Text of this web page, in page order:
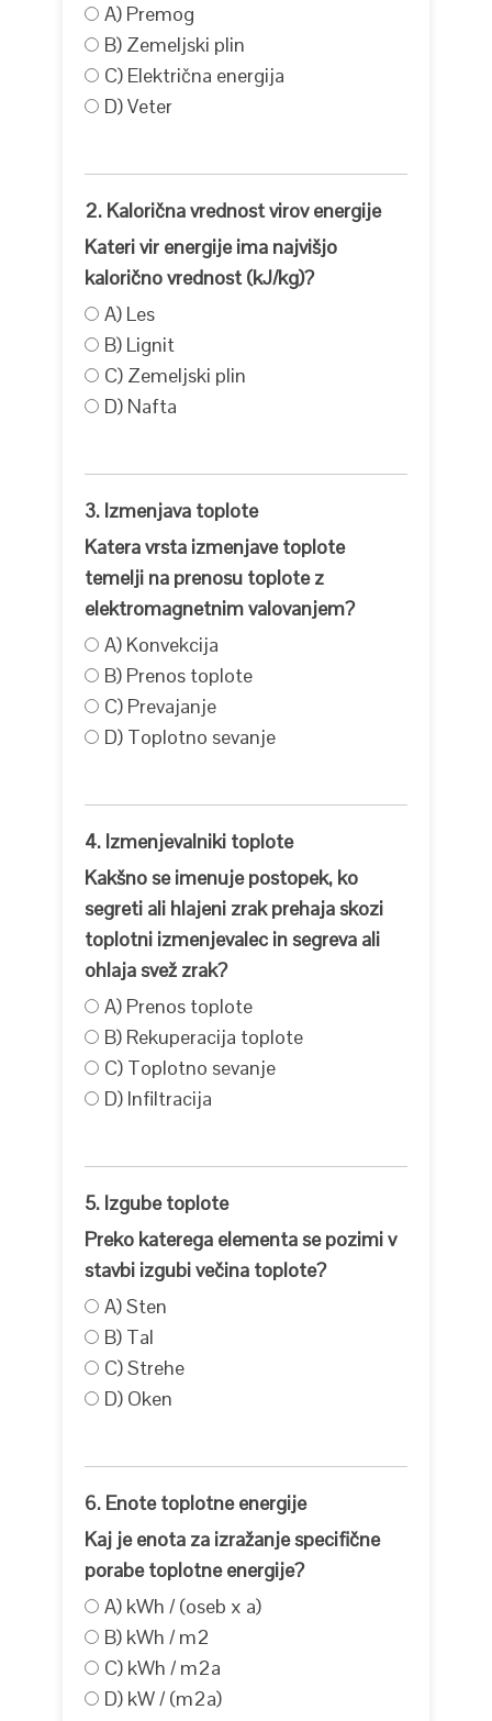
A) Premog
B) Zemeljski plin
C) Električna energija
D) Veter
2. Kalorična vrednost virov energije
Kateri vir energije ima najvišjo
kalorično vrednost (kJ/kg)?
A) Les
B) Lignit
C) Zemeljski plin
D) Nafta
3. Izmenjava toplote
Katera vrsta izmenjave toplote
temelji na prenosu toplote z
elektromagnetnim valovanjem?
A) Konvekcija
B) Prenos toplote
C) Prevajanje
D) Toplotno sevanje
4. Izmenjevalniki toplote
Kakšno se imenuje postopek, ko
segreti ali hlajeni zrak prehaja skozi
toplotni izmenjevalec in segreva ali
ohlaja svež zrak?
A) Prenos toplote
B) Rekuperacija toplote
C) Toplotno sevanje
D) Infiltracija
5. Izgube toplote
Preko katerega elementa se pozimi v
stavbi izgubi večina toplote?
A) Sten
B) Tal
C) Strehe
D) Oken
6. Enote toplotne energije
Kaj je enota za izražanje specifične
porabe toplotne energije?
A) kWh / (oseb x a)
B) kWh / m2
C) kWh / m2a
D) kW / (m2a)